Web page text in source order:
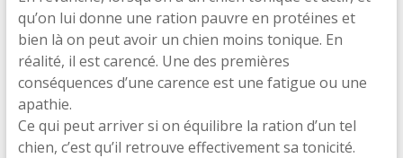
qu’on lui donne une ration pauvre en protéines et
bien là on peut avoir un chien moins tonique. En
réalité, il est carencé. Une des premières
conséquences d’une carence est une fatigue ou une
apathie.
Ce qui peut arriver si on équilibre la ration d’un tel
chien, c’est qu’il retrouve effectivement sa tonicité.